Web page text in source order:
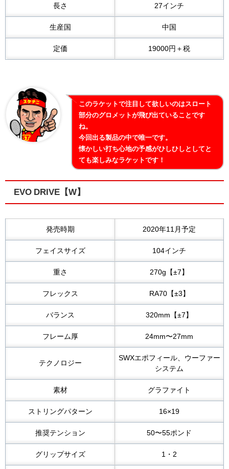
長さ 27インチ
生産国 中国
定価 19000円＋税
このラケットで注目して欲しいのはスロート
部分のグロメットが飛び出ていることです
ね。
今回出る製品の中で唯一です。
懐かしい打ち心地の予感がひしひしとしてと
ても楽しみなラケットです！
EVO DRIVE【W】
発売時期 2020年11月予定
フェイスサイズ 104インチ
重さ 270g【±7】
フレックス RA70【±3】
バランス 320mm【±7】
フレーム厚 24mm〜27mm
テクノロジー
SWXエポフィール、ウーファー
システム
素材 グラファイト
ストリングパターン 16×19
推奨テンション 50〜55ポンド
グリップサイズ 1・2